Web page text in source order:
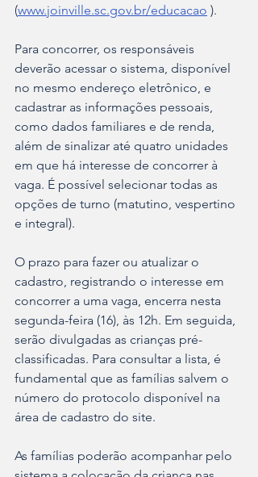
(www.joinville.sc.gov.br/educacao ).
Para concorrer, os responsáveis
deverão acessar o sistema, disponível
no mesmo endereço eletrônico, e
cadastrar as informações pessoais,
como dados familiares e de renda,
além de sinalizar até quatro unidades
em que há interesse de concorrer à
vaga. É possível selecionar todas as
opções de turno (matutino, vespertino
e integral).
O prazo para fazer ou atualizar o
cadastro, registrando o interesse em
concorrer a uma vaga, encerra nesta
segunda-feira (16), às 12h. Em seguida,
serão divulgadas as crianças pré-
classificadas. Para consultar a lista, é
fundamental que as famílias salvem o
número do protocolo disponível na
área de cadastro do site.
As famílias poderão acompanhar pelo